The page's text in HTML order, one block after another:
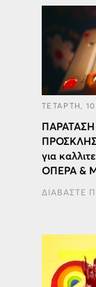
ΤΕΤΑΡΤΗ,
ΠΑΡΑΤΑΣΗ
για
ΟΠΕΡΑ &
ΔΙΑΒΑΣΤΕ